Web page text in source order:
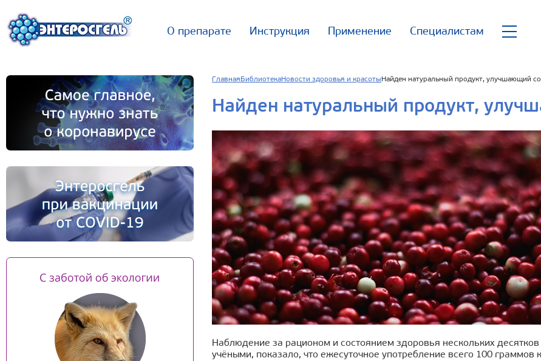
О препарате Инструкция Применение Специалистам
Главная БиблиотекаНовости здоровья и красоты Найден натуральный продукт, улучшающий
Найден натуральный продукт,
Наблюдение за рационом и состоянием здоровья нескольких
учёными, показало, что ежесуточное употребление всего 100